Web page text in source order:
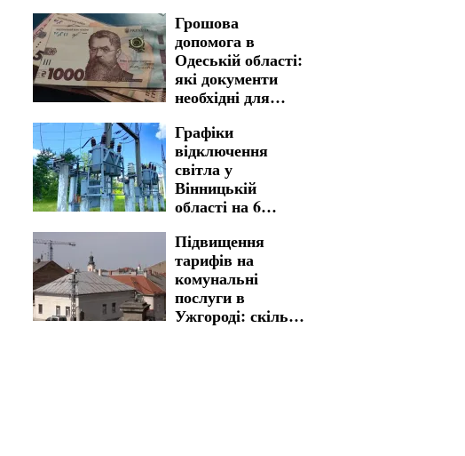
вартість стала
реальністю
Грошова
допомога в
Одеській області:
які документи
необхідні для
отримання
Графіки
відключення
світла у
Вінницькій
області на 6
попередили, де
будуть
довготривалі
обмеження
Підвищення
тарифів на
комунальні
послуги в
Ужгороді: скільки